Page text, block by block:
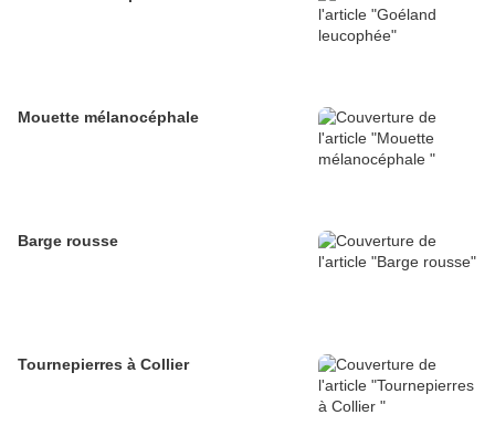
Mouette mélanocéphale
Barge rousse
Tournepierres à Collier